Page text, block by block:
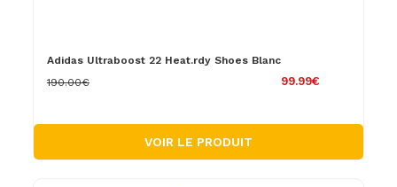
Adidas Ultraboost 22 Heat.rdy Shoes Blanc
99.99€
190.00€
VOIR LE PRODUIT